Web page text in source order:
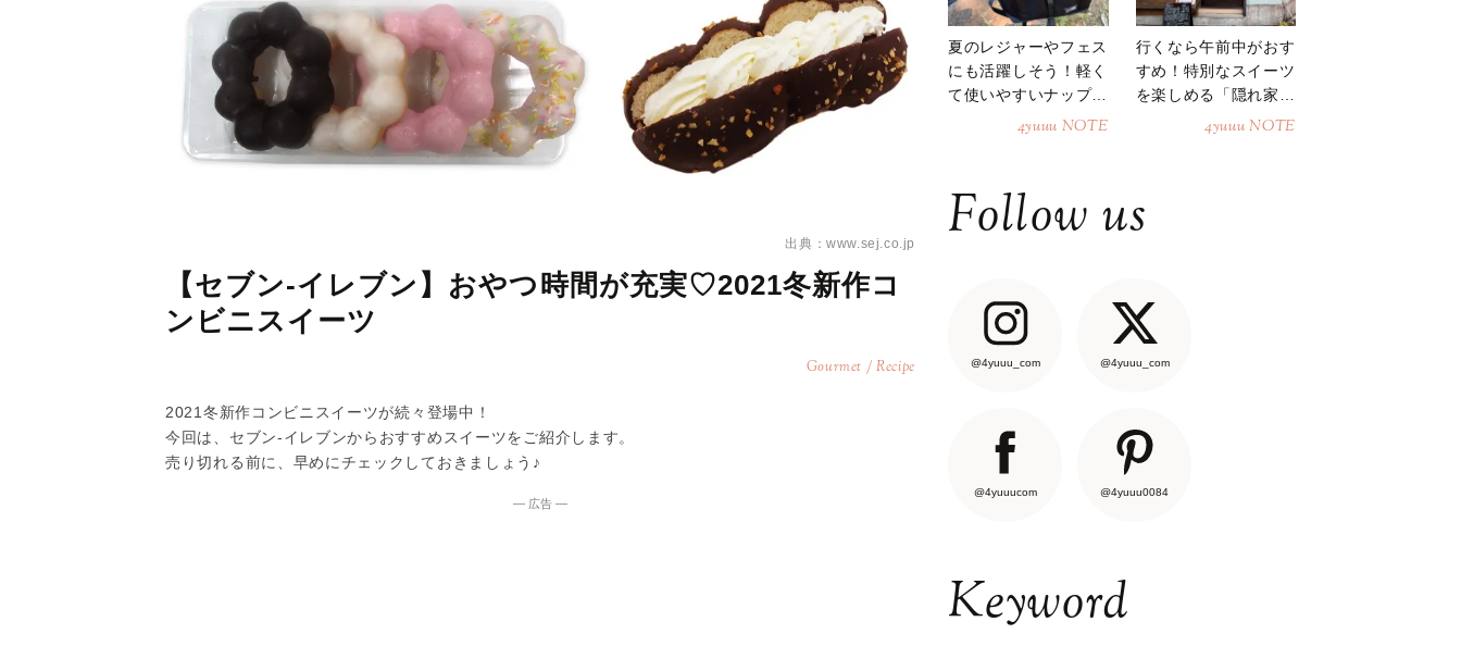
出典：www.sej.co.jp
【セブン-イレブン】おやつ時間が充実♡2021冬新作コ
ンビニスイーツ
Gourmet / Recipe
2021冬新作コンビニスイーツが続々登場中！
今回は、セブン-イレブンからおすすめスイーツをご紹介します。
売り切れる前に、早めにチェックしておきましょう♪
― 広告 ―
夏のレジャーやフェス
にも活躍しそう！軽く
て使いやすいナップサ
4yuuu NOTE
行くなら午前中がおす
すめ！特別なスイーツ
を楽しめる「隠れ家カ
4yuuu NOTE
Follow us
@4yuuu_com @4yuuu_com
@4yuuucom @4yuuu0084
Keyword